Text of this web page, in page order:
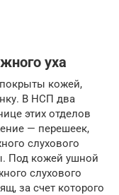
уха
кожей,
В НСП два
этих отделов
— перешеек,
слухового
Под кожей ушной
слухового
за счет которого